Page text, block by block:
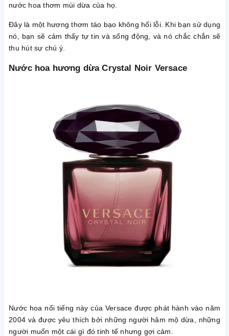
nước hoa thơm mùi dừa của họ.
Đây là một hương thơm táo bạo không hối lỗi. Khi bạn sử dụng
nó, bạn sẽ cảm thấy tự tin và sống động, và nó chắc chắn sẽ
thu hút sự chú ý.
Nước hoa hương dừa Crystal Noir Versace
Nước hoa nổi tiếng này của Versace được phát hành vào năm
2004 và được yêu thích bởi những người hâm mộ dừa, những
người muốn một cái gì đó tinh tế nhưng gợi cảm.